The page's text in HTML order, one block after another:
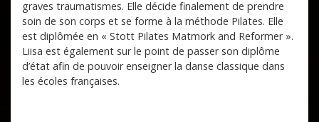
graves traumatismes. Elle décide finalement de prendre
soin de son corps et se forme à la méthode Pilates. Elle
est diplômée en « Stott Pilates Matmork and Reformer ».
Liisa est également sur le point de passer son diplôme
d’état afin de pouvoir enseigner la danse classique dans
les écoles françaises.